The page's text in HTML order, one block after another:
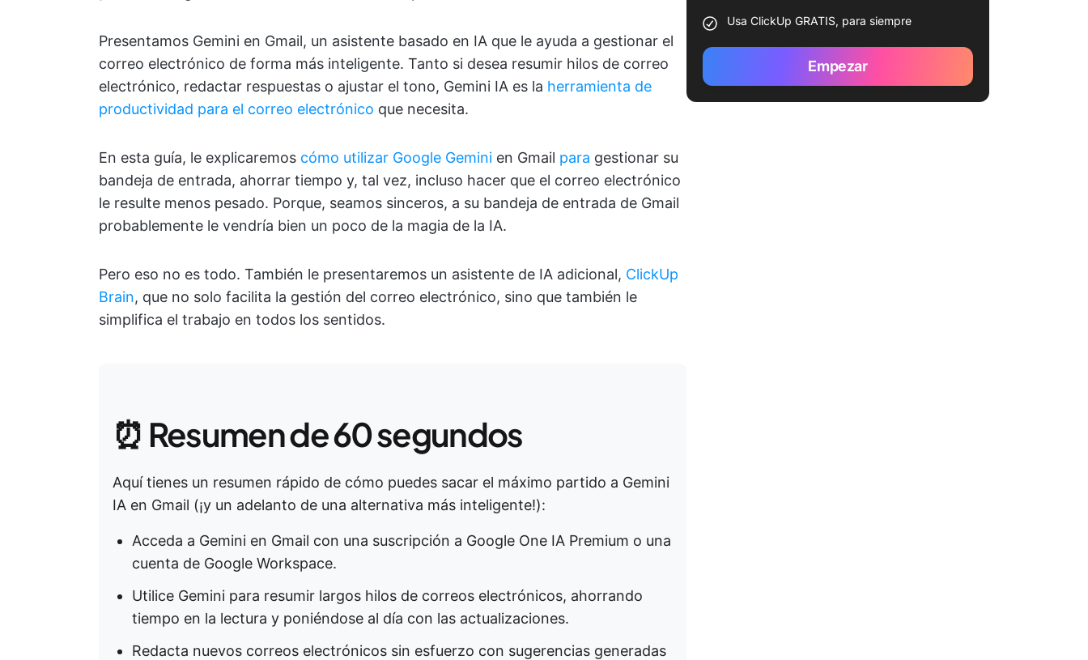
Presentamos Gemini en Gmail, un asistente basado en IA que le ayuda a gestionar el
correo electrónico de forma más inteligente. Tanto si desea resumir hilos de correo
electrónico, redactar respuestas o ajustar el tono, Gemini IA es la herramienta de
productividad para el correo electrónico que necesita.
En esta guía, le explicaremos cómo utilizar Google Gemini en Gmail para gestionar su
bandeja de entrada, ahorrar tiempo y, tal vez, incluso hacer que el correo electrónico
le resulte menos pesado. Porque, seamos sinceros, a su bandeja de entrada de Gmail
probablemente le vendría bien un poco de la magia de la IA.
Pero eso no es todo. También le presentaremos un asistente de IA adicional, ClickUp
Brain, que no solo facilita la gestión del correo electrónico, sino que también le
simplifica el trabajo en todos los sentidos.
⏰ Resumen de 60 segundos
Aquí tienes un resumen rápido de cómo puedes sacar el máximo partido a Gemini
IA en Gmail (¡y un adelanto de una alternativa más inteligente!):
Acceda a Gemini en Gmail con una suscripción a Google One IA Premium o una
cuenta de Google Workspace.
Utilice Gemini para resumir largos hilos de correos electrónicos, ahorrando
tiempo en la lectura y poniéndose al día con las actualizaciones.
Redacta nuevos correos electrónicos sin esfuerzo con sugerencias generadas
Usa ClickUp GRATIS, para siempre
Empezar